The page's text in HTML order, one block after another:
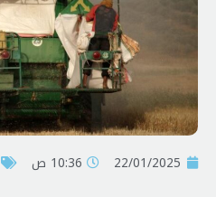
22/01/2025 10:36 ص